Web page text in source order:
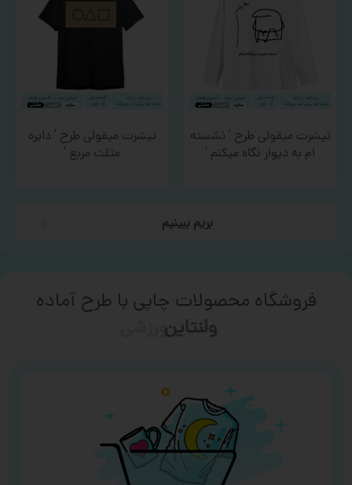
تیشرت میقولی طرح ‘ نشسته
ام به دیوار نگاه میکنم ‘
تیشرت میقولی طرح ‘ دایره
مثلث مربع ‘
بریم ببینیم
فروشگاه محصولات چاپی با طرح آماده
ورزشی